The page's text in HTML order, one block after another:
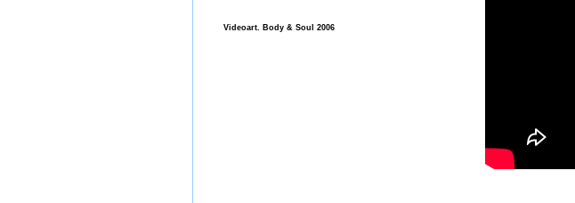
Videoart. Body & Soul 2006